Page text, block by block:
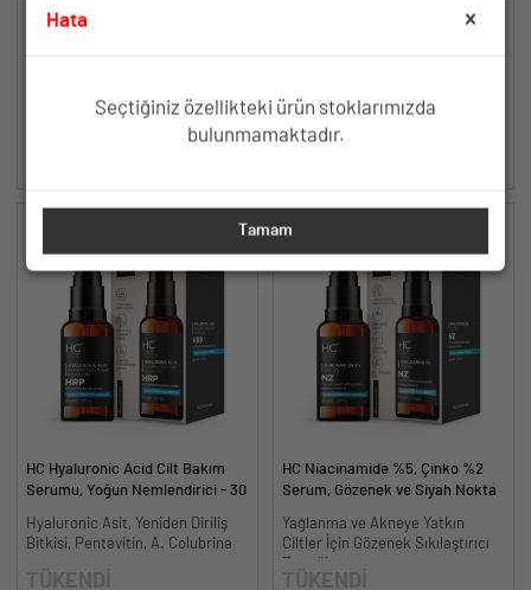
Serumu, Cilt Tonu Eşitleyici,
Canlandırıcı - 30 ml.
TÜKENDİ TÜKENDİ
HC Hyaluronic Acid Cilt Bakım
Serumu, Yoğun Nemlendirici - 30
Hyaluronic Asit, Yeniden Diriliş
Bitkisi, Pentavitin, A. Colubrina
HC Niacinamide %5, Çinko %2
Serum, Gözenek ve Siyah Nokta
30 ml.
Yağlanma ve Akneye Yatkın
Ciltler İçin Gözenek Sıkılaştırıcı
Formül
Hata
Seçtiğiniz özellikteki ürün stoklarımızda
bulunmamaktadır.
Tamam